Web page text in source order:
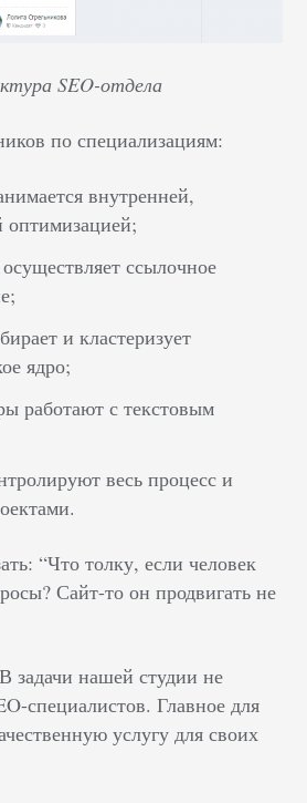
SEO-отдела
по специализациям:
внутренней,
оптимизацией;
ссылочное
и кластеризует
ядро;
работают с текстовым
весь процесс и
“Что толку, если человек
Сайт-то он продвигать не
задачи нашей студии не
специалистов. Главное для
услугу для своих